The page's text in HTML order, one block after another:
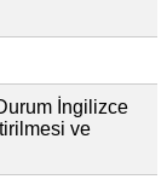
İngilizce
ve